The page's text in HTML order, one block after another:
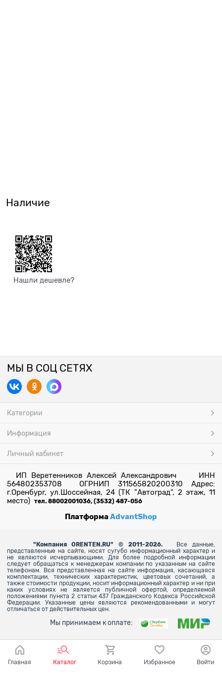
Наличие
Нашли дешевле?
МЫ В СОЦ СЕТЯХ
Категории
Информация
Личный кабинет
ИП Веретенников Алексей Александрович ИНН
564802353708 ОГРНИП 311565820200310 Адрес:
г.Оренбург, ул.Шоссейная, 24 (ТК "Автоград", 2 этаж, 11
место) тел. 88002001036, (3532) 487-056
ПлатформаAdvantShop
" Компания ORENTEN.RU" © 2011-2026.
Все данные,
представленные на сайте, носят сугубо информационный характер и
не являются исчерпывающими. Для более подробной информации
следует обращаться к менеджерам компании по указанным на сайте
телефонам. Вся представленная на сайте информация, касающаяся
комплектации, технических характеристик, цветовых сочетаний, а
также стоимости продукции, носит информационный характер и ни при
каких условиях не является публичной офертой, определяемой
положениями пункта 2 статьи 437 Гражданского Кодекса Российской
Федерации. Указанные цены являются рекомендованными и могут
отличаться от действительных цен.
Мы принимаем к оплате:
Главная Каталог Корзина Избранное Войти